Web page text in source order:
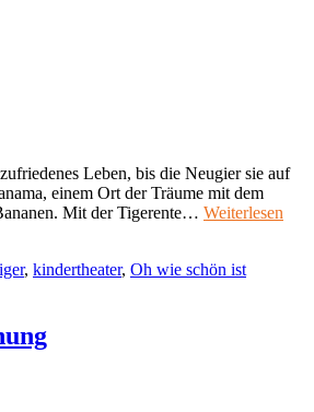
Leben, bis die Neugier sie auf
einem Ort der Träume mit dem
Mit der Tigerente… Weiterlesen
, kindertheater, Oh wie schön ist